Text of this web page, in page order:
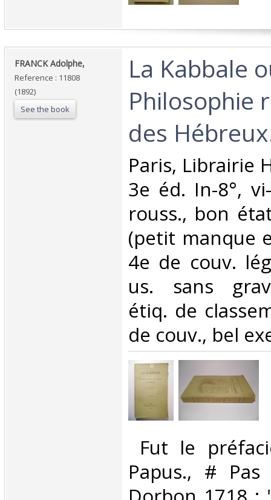
‎FRANCK Adolphe,‎
Reference : 11808
(1892)
See the book
‎La Kabbale
Philosophie
des
‎Paris, Librairie
3e éd. In-8°,
rouss., bon
(petit manque
4e de couv.
us. sans
étiq. de
de couv., bel
Fut le
Papus., #